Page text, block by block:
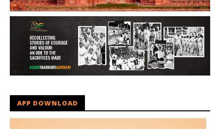
APP DOWNLOAD